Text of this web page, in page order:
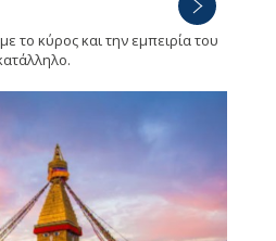
το κύρος και την εμπειρία του